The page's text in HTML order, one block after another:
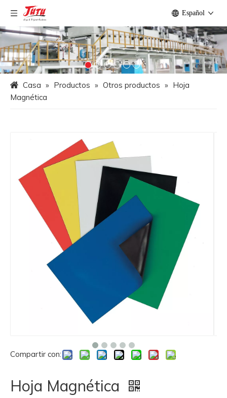
Español
Casa » Productos » Otros productos » Hoja
Magnética
Compartir con:
Hoja Magnética